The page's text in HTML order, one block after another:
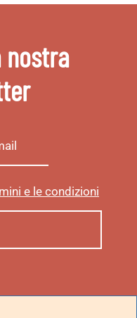
e le condizioni